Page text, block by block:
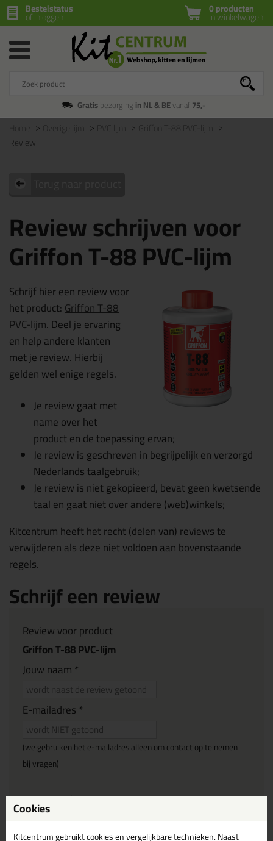
0 producten
in winkelwagen
Bestelstatus
of inloggen
Gratisbezorging in NL & BEvanaf75,-
Griffon T-88 PVC-lijm
Review
Review schrijven voor
Griffon T-88 PVC-lijm
Schrijf hier een review voor
het product:Griffon T-88
PVC-lijm. Deel je ervaring
en help andere klanten
met je review. Hierbij
gelden wel enige regels.
Je review gaat met
name over het
product en de toepassing ervan;
Je review is geschreven in begrijpelijk en verzorgd
Nederlands taalgebruik;
Je review is niet gekopieerd, bevat geen kwetsende
taal en gaat niet over andere (web)winkels;
Kitcentrum heeft het recht (delen van) reviews te
verwijderen als deze niet voldoen aan bovenstaande
regels.
Schrijf een review
Review voor product
Griffon T-88 PVC-lijm
Jouw naam *
E-mailadres *
(we gebruiken het e-mailadres alleen om contact op te nemen
bij vragen)
Reviewtitel *
Cookies
Kitcentrum gebruikt cookies en vergelijkbare technieken. Naast